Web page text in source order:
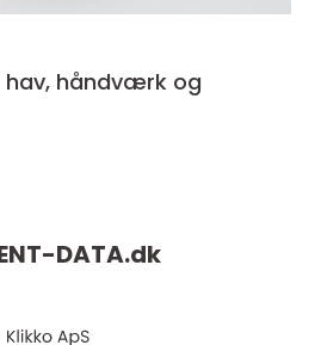
hav, håndværk og
DATA.dk